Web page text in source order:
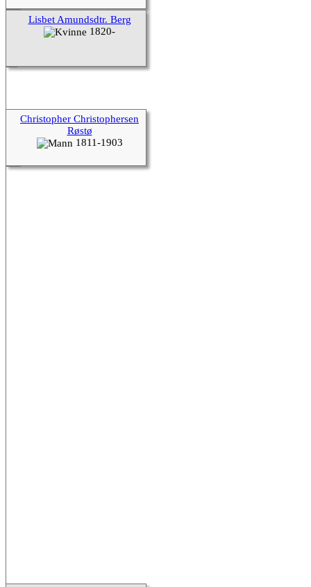
Lisbet Amundsdtr. Berg
1820-
Christopher Christophersen
Røstø
1811-1903